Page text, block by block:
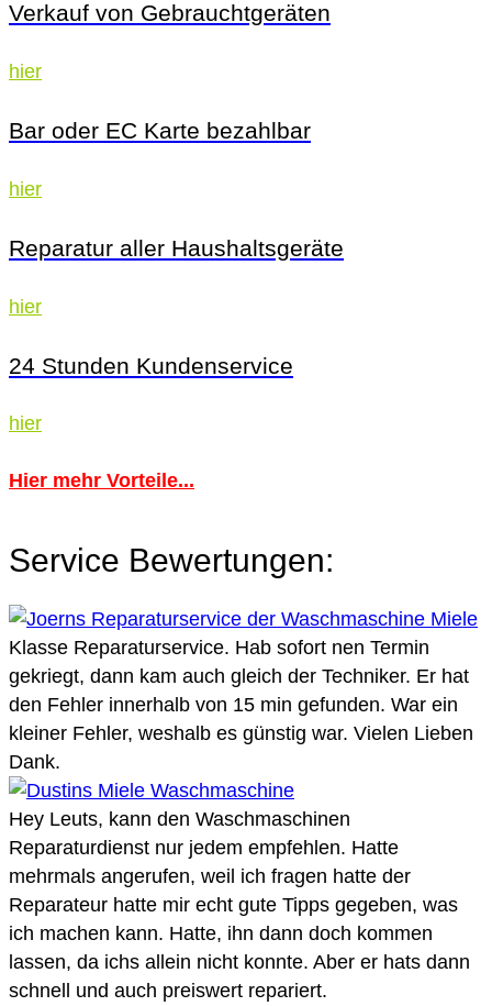
Verkauf von Gebrauchtgeräten
hier
Bar oder EC Karte bezahlbar
hier
Reparatur aller Haushaltsgeräte
hier
24 Stunden Kundenservice
hier
Hier mehr Vorteile...
Service Bewertungen:
Klasse Reparaturservice. Hab sofort nen Termin
gekriegt, dann kam auch gleich der Techniker. Er hat
den Fehler innerhalb von 15 min gefunden. War ein
kleiner Fehler, weshalb es günstig war. Vielen Lieben
Dank.
Hey Leuts, kann den Waschmaschinen
Reparaturdienst nur jedem empfehlen. Hatte
mehrmals angerufen, weil ich fragen hatte der
Reparateur hatte mir echt gute Tipps gegeben, was
ich machen kann. Hatte, ihn dann doch kommen
lassen, da ichs allein nicht konnte. Aber er hats dann
schnell und auch preiswert repariert.